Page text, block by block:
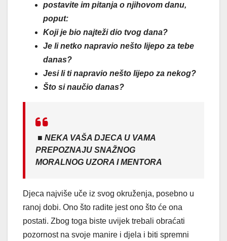
postavite im pitanja o njihovom danu,
poput:
Koji je bio najteži dio tvog dana?
Je li netko napravio nešto lijepo za tebe
danas?
Jesi li ti napravio nešto lijepo za nekog?
Što si naučio danas?
■ NEKA VAŠA DJECA U VAMA
PREPOZNAJU SNAŽNOG
MORALNOG UZORA I MENTORA
Djeca najviše uče iz svog okruženja, posebno u
ranoj dobi. Ono što radite jest ono što će ona
postati. Zbog toga biste uvijek trebali obraćati
pozornost na svoje manire i djela i biti spremni